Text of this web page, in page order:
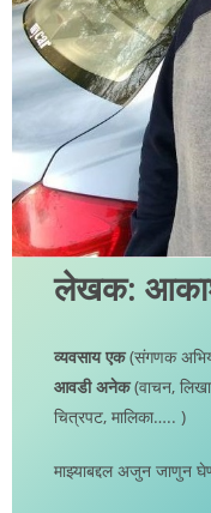
लेखक:
व्यवसाय एक(संगणक
आवडी अनेक(वाचन,
चित्रपट, मालिका….. )
माझ्याबद्दल अजुन जाणुन